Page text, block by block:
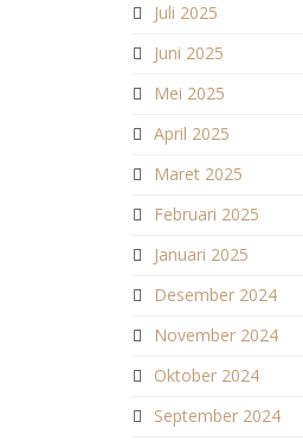
Juli 2025
Juni 2025
Mei 2025
April 2025
Maret 2025
Februari 2025
Januari 2025
Desember 2024
November 2024
Oktober 2024
September 2024